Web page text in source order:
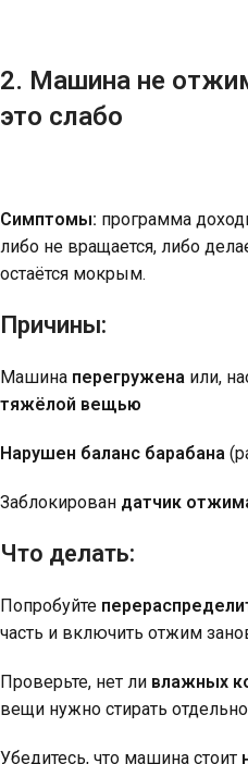
2. Машина не
это слабо
Симптомы: программа
либо не вращается, либо
остаётся мокрым.
Причины:
Машина перегружена или,
тяжёлой вещью
Нарушен баланс барабана
Заблокирован датчик
Что делать:
Попробуйте
часть и включить отжим
Проверьте, нет ли влажных
вещи нужно стирать отдельно
Убедитесь, что машина стоит